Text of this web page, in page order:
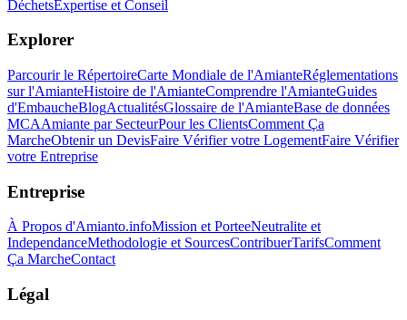
DéchetsExpertise et Conseil
Explorer
Parcourir le RépertoireCarte Mondiale de l'AmianteRéglementations
sur l'AmianteHistoire de l'AmianteComprendre l'AmianteGuides
d'EmbaucheBlogActualitésGlossaire de l'AmianteBase de données
MCAAmiante par SecteurPour les ClientsComment Ça
MarcheObtenir un DevisFaire Vérifier votre LogementFaire Vérifier
votre Entreprise
Entreprise
À Propos d'Amianto.infoMission et PorteeNeutralite et
IndependanceMethodologie et SourcesContribuerTarifsComment
Ça MarcheContact
Légal